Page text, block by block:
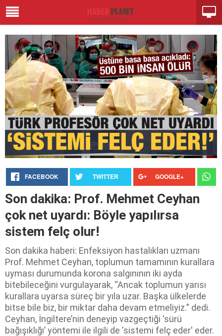
FACEBOOK TWITTER GOOGLE+
Son dakika: Prof. Mehmet Ceyhan
çok net uyardı: Böyle yapılırsa
sistem felç olur!
Son dakika haberi: Enfeksiyon hastalıkları uzmanı
Prof. Mehmet Ceyhan, toplumun tamamının kurallara
uyması durumunda korona salgınının iki ayda
bitebileceğini vurgulayarak, “Ancak toplumun yarısı
kurallara uyarsa süreç bir yıla uzar. Başka ülkelerde
bitse bile biz, bir miktar daha devam etmeliyiz.” dedi.
Ceyhan, İngiltere’nin deneyip vazgeçtiği ‘sürü
bağışıklığı’ yöntemi ile ilgili de 'sistemi felç eder' eder.